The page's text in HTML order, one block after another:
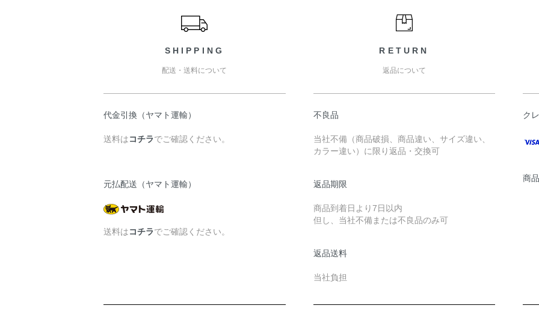
SHIPPING
配送・送料について
代金引換（ヤマト運輸）
送料はコチラでご確認ください。
元払配送（ヤマト運輸）
送料はコチラでご確認ください。
RETURN
返品について
不良品
当社不備（商品破損、商品違い、サイズ違い、
カラー違い）に限り返品・交換可
返品期限
商品到着日より7日以内
但し、当社不備または不良品のみ可
返品送料
当社負担
ク
商